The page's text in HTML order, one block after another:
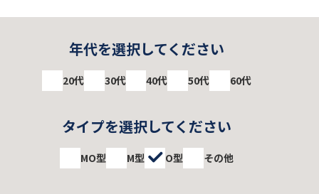
年代を選択してください
20代 30代 40代 50代 60代
タイプを選択してください
MO型 M型 O型 その他